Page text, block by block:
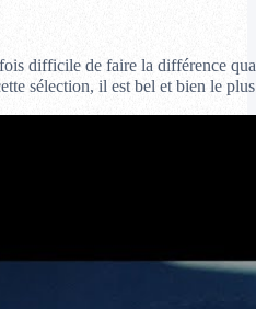
difficile de faire la différence
sélection, il est bel et bien le